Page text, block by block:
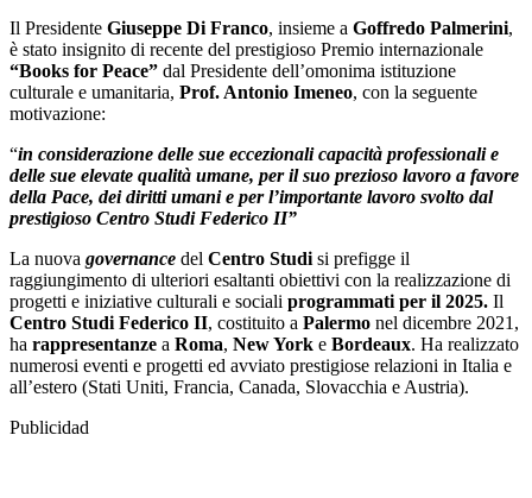
Il Presidente Giuseppe Di Franco, insieme a Goffredo Palmerini,
è stato insignito di recente del prestigioso Premio internazionale
“Books for Peace” dal Presidente dell’omonima istituzione
culturale e umanitaria, Prof. Antonio Imeneo, con la seguente
motivazione:
“in considerazione delle sue eccezionali capacità professionali e
delle sue elevate qualità umane, per il suo prezioso lavoro a favore
della Pace, dei diritti umani e per l’importante lavoro svolto dal
prestigioso Centro Studi Federico II”
La nuova governance del Centro Studi si prefigge il
raggiungimento di ulteriori esaltanti obiettivi con la realizzazione di
progetti e iniziative culturali e sociali programmati per il 2025. Il
Centro Studi Federico II, costituito a Palermo nel dicembre 2021,
ha rappresentanze a Roma, New York e Bordeaux. Ha realizzato
numerosi eventi e progetti ed avviato prestigiose relazioni in Italia e
all’estero (Stati Uniti, Francia, Canada, Slovacchia e Austria).
Publicidad